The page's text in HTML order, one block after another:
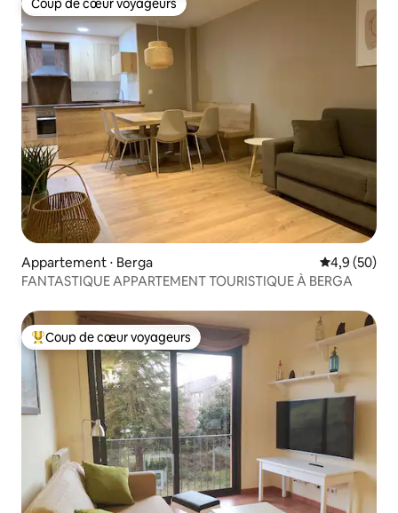
Coup de cœur voyageurs
Coup de cœur voyageurs
Appartement ⋅ Berga Évaluation
4,9 (50)
FANTASTIQUE APPARTEMENT TOURISTIQUE À BERGA
Coups de cœur voyageurs les plus appréciés
Coup de cœur voyageurs